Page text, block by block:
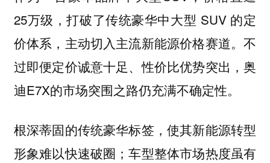
25万级，打破了传统豪华中大型 SUV 的定
价体系，主动切入主流新能源价格赛道。不
过即便定价诚意十足、性价比优势突出，奥
迪E7X的市场突围之路仍充满不确定性。
根深蒂固的传统豪华标签，使其新能源转型
形象难以快速破圈；车型整体市场热度虽有